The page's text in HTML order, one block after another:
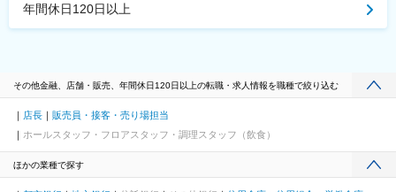
年間休日120日以上
その他金融、店舗・販売、年間休日120日以上の転職・求人情報を職種で絞り込む
店長
販売員・接客・売り場担当
ホールスタッフ・フロアスタッフ・調理スタッフ（飲食）
ほかの業種で探す